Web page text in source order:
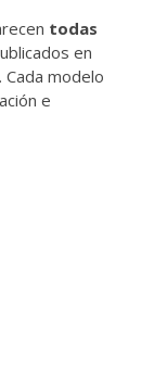
todas
en
modelo
e